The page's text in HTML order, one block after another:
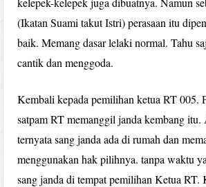
(Ikatan Suami takut Istri) perasaan itu
baik. Memang dasar lelaki normal. Tahu
cantik dan menggoda.
Kembali kepada pemilihan ketua RT 005.
satpam RT memanggil janda kembang
ternyata sang janda ada di rumah dan
menggunakan hak pilihnya. tanpa waktu
sang janda di tempat pemilihan Ketua RT.